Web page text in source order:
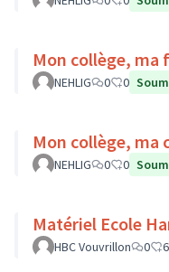
Mon collège, ma
NEHLIG 0 0
Mon collège, ma
NEHLIG 0 0
Matériel Ecole
HBC Vouvrillon 0 6